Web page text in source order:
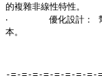
的複雜非線性特性。
‧	優化設計： 幫助工程師在設計階段快速進行仿真測試，從而節省時間和成
本。
-=-=-=-=-=-=-=-=-